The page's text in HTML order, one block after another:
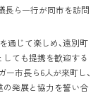
長ら一行が同市を訪問
通じて楽しめ、遠別町
しても提携を歓迎する
ー市長ら6人が来町し、
の発展と協力を誓い合